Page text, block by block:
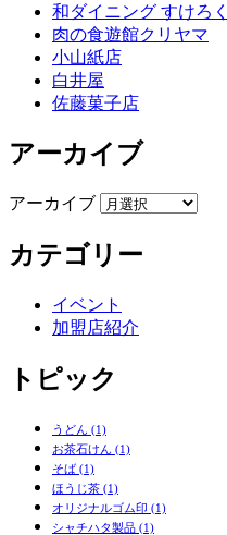
和ダイニング すけろく
肉の食遊館クリヤマ
小山紙店
白井屋
佐藤菓子店
アーカイブ
アーカイブ
カテゴリー
イベント
加盟店紹介
トピック
うどん (1)
お茶石けん (1)
そば (1)
ほうじ茶 (1)
オリジナルゴム印 (1)
シャチハタ製品 (1)